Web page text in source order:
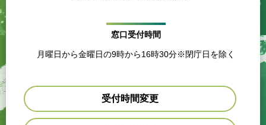
窓口受付時間
月曜日から金曜日の9時から16時30分※閉庁日を除く
受付時間変更